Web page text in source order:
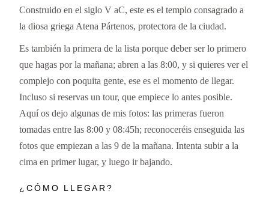
Construido en el siglo V aC, este es el templo consagrado a
la diosa griega Atena Pártenos, protectora de la ciudad.
Es también la primera de la lista porque deber ser lo primero
que hagas por la mañana; abren a las 8:00, y si quieres ver el
complejo con poquita gente, ese es el momento de llegar.
Incluso si reservas un tour, que empiece lo antes posible.
Aquí os dejo algunas de mis fotos: las primeras fueron
tomadas entre las 8:00 y 08:45h; reconoceréis enseguida las
fotos que empiezan a las 9 de la mañana. Intenta subir a la
cima en primer lugar, y luego ir bajando.
¿CÓMO LLEGAR?